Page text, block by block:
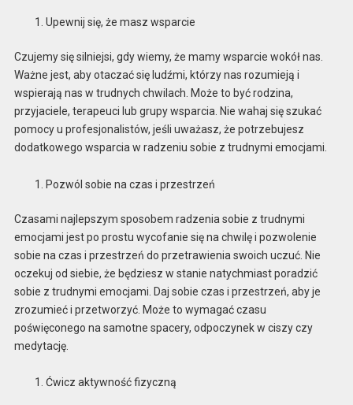
Upewnij się, że masz wsparcie
Czujemy się silniejsi, gdy wiemy, że mamy wsparcie wokół nas.
Ważne jest, aby otaczać się ludźmi, którzy nas rozumieją i
wspierają nas w trudnych chwilach. Może to być rodzina,
przyjaciele, terapeuci lub grupy wsparcia. Nie wahaj się szukać
pomocy u profesjonalistów, jeśli uważasz, że potrzebujesz
dodatkowego wsparcia w radzeniu sobie z trudnymi emocjami.
Pozwól sobie na czas i przestrzeń
Czasami najlepszym sposobem radzenia sobie z trudnymi
emocjami jest po prostu wycofanie się na chwilę i pozwolenie
sobie na czas i przestrzeń do przetrawienia swoich uczuć. Nie
oczekuj od siebie, że będziesz w stanie natychmiast poradzić
sobie z trudnymi emocjami. Daj sobie czas i przestrzeń, aby je
zrozumieć i przetworzyć. Może to wymagać czasu
poświęconego na samotne spacery, odpoczynek w ciszy czy
medytację.
Ćwicz aktywność fizyczną